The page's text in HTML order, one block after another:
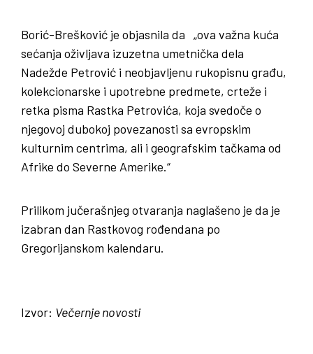
Borić-Brešković je objasnila da „ova važna kuća
sećanja oživljava izuzetna umetnička dela
Nadežde Petrović i neobjavljenu rukopisnu građu,
kolekcionarske i upotrebne predmete, crteže i
retka pisma Rastka Petrovića, koja svedoče o
njegovoj dubokoj povezanosti sa evropskim
kulturnim centrima, ali i geografskim tačkama od
Afrike do Severne Amerike.“
Prilikom jučerašnjeg otvaranja naglašeno je da je
izabran dan Rastkovog rođendana po
Gregorijanskom kalendaru.
Izvor: Večernje novosti